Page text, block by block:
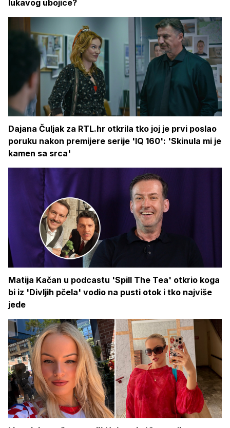
lukavog ubojice?
Dajana Čuljak za RTL.hr otkrila tko joj je prvi poslao
poruku nakon premijere serije 'IQ 160': 'Skinula mi je
kamen sa srca'
Matija Kačan u podcastu 'Spill The Tea' otkrio koga
bi iz 'Divljih pčela' vodio na pusti otok i tko najviše
jede